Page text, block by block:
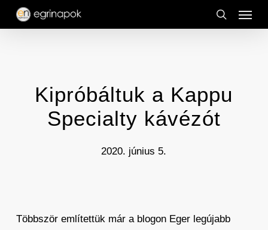
Skip
search
Menu
Kipróbáltuk a Kappu
Specialty kávézót
2020. június 5.
Többször említettük már a blogon Eger legújabb